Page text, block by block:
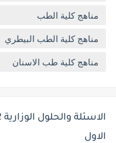
مناهج كلية الطب
مناهج كلية الطب البيطري
مناهج كلية طب الاسنان
الاول